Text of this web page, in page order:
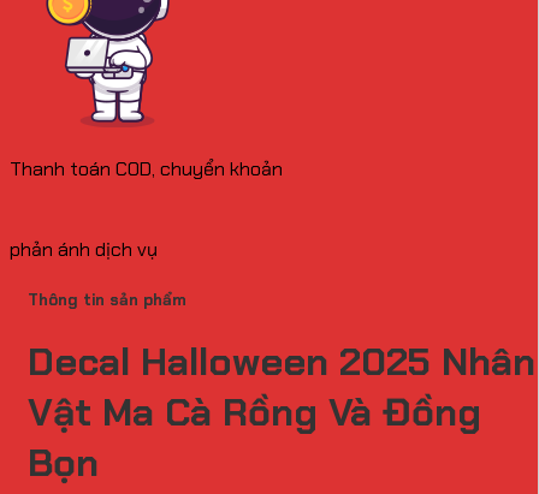
Thanh toán COD, chuyển khoản
phản ánh dịch vụ
Thông tin sản phẩm
Decal Halloween 2025 Nhân
Vật Ma Cà Rồng Và Đồng
Bọn